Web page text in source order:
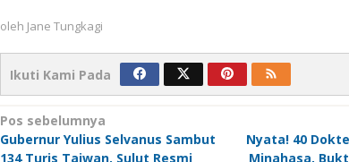
oleh Jane Tungkagi
Ikuti Kami Pada
Navigasi
pos
Pos sebelumnya
Gubernur Yulius Selvanus Sambut
134 Turis Taiwan, Sulut Resmi
Nyata! 40
Minahasa,